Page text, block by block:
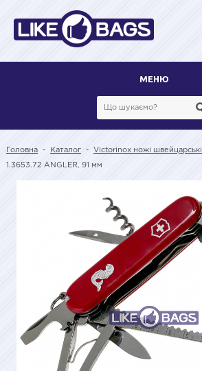
МЕНЮ
Головна - Каталог - Victorinox ножі швейцарські
1.3653.72 ANGLER, 91 мм